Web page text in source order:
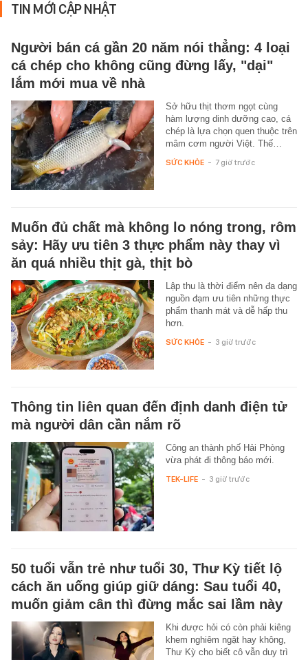
TIN MỚI CẬP NHẬT
Người bán cá gần 20 năm nói thẳng: 4 loại
cá chép cho không cũng đừng lấy, "dại"
lắm mới mua về nhà
Sở hữu thịt thơm ngọt cùng
hàm lượng dinh dưỡng cao, cá
chép là lựa chọn quen thuộc trên
mâm cơm người Việt. Thế…
SỨC KHỎE - 7 giờ trước
Muốn đủ chất mà không lo nóng trong, rôm
sảy: Hãy ưu tiên 3 thực phẩm này thay vì
ăn quá nhiều thịt gà, thịt bò
Lập thu là thời điểm nên đa dạng
nguồn đạm ưu tiên những thực
phẩm thanh mát và dễ hấp thu
hơn.
SỨC KHỎE - 3 giờ trước
Thông tin liên quan đến định danh điện tử
mà người dân cần nắm rõ
Công an thành phố Hải Phòng
vừa phát đi thông báo mới.
TEK-LIFE - 3 giờ trước
50 tuổi vẫn trẻ như tuổi 30, Thư Kỳ tiết lộ
cách ăn uống giúp giữ dáng: Sau tuổi 40,
muốn giảm cân thì đừng mắc sai lầm này
Khi được hỏi có còn phải kiêng
khem nghiêm ngặt hay không,
Thư Kỳ cho biết cô vẫn duy trì